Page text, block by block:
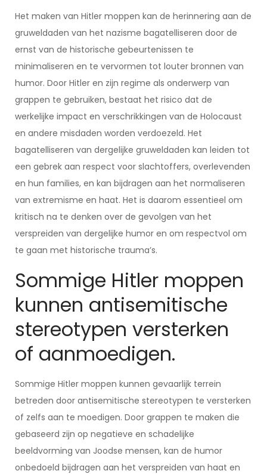
Het maken van Hitler moppen kan de herinnering aan de
gruweldaden van het nazisme bagatelliseren door de
ernst van de historische gebeurtenissen te
minimaliseren en te vervormen tot louter bronnen van
humor. Door Hitler en zijn regime als onderwerp van
grappen te gebruiken, bestaat het risico dat de
werkelijke impact en verschrikkingen van de Holocaust
en andere misdaden worden verdoezeld. Het
bagatelliseren van dergelijke gruweldaden kan leiden tot
een gebrek aan respect voor slachtoffers, overlevenden
en hun families, en kan bijdragen aan het normaliseren
van extremisme en haat. Het is daarom essentieel om
kritisch na te denken over de gevolgen van het
verspreiden van dergelijke humor en om respectvol om
te gaan met historische trauma’s.
Sommige Hitler moppen
kunnen antisemitische
stereotypen versterken
of aanmoedigen.
Sommige Hitler moppen kunnen gevaarlijk terrein
betreden door antisemitische stereotypen te versterken
of zelfs aan te moedigen. Door grappen te maken die
gebaseerd zijn op negatieve en schadelijke
beeldvorming van Joodse mensen, kan de humor
onbedoeld bijdragen aan het verspreiden van haat en